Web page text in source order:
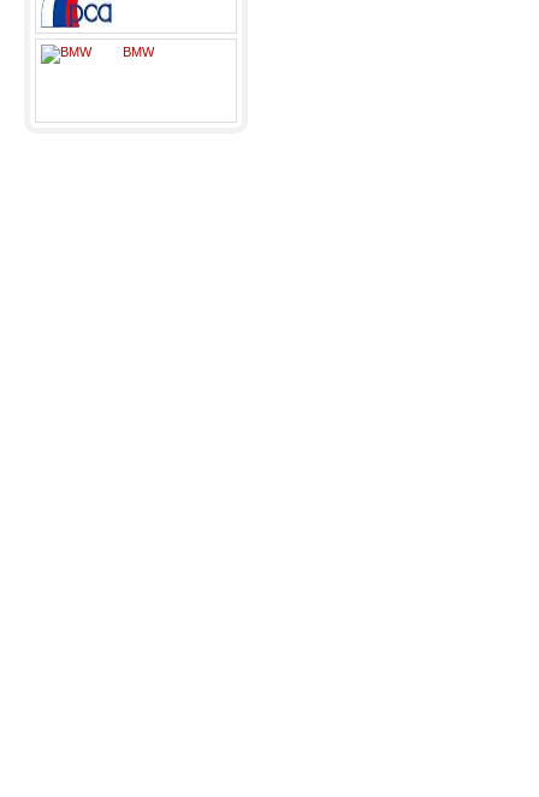
BMW